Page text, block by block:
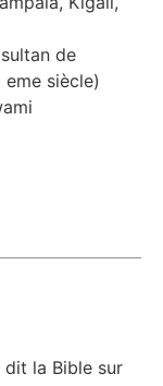
de
siècle)
dit la Bible sur